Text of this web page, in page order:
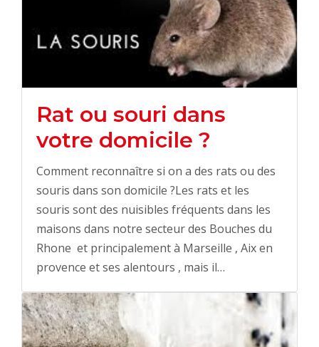
Rat ou souri dans
votre domicile ?
Comment reconnaître si on a des rats ou des
souris dans son domicile ?Les rats et les
souris sont des nuisibles fréquents dans les
maisons dans notre secteur des Bouches du
Rhone et principalement à Marseille , Aix en
provence et ses alentours , mais il…